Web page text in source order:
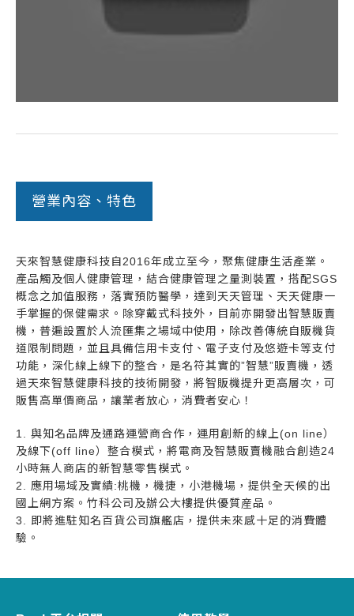
房屋副擔保融資
營業內容、特色
天來智慧健康科技自2016年成立至今，聚焦健康生活產業。
產品觸及個人健康管理，結合健康管理之量測裝置，搭配SGS
概念之加值服務，落實預防醫學，達到天天管理、天天健康一
手掌握的保健需求。除穿戴式科技外，目前亦開發出智慧販賣
機，普遍設置於人流匯集之場域中使用，除改善傳統自販機貨
道限制問題，並且具備信用卡支付、電子支付及悠遊卡等支付
功能，深化線上線下的整合，是名符其實的”智慧”販賣機，透
過天來智慧健康科技的技術開發，將智販機提升更高層次，可
販售高單價商品，讓業者放心，消費者安心！
1. 與知名品牌及通路運營商合作，運用創新的線上(on line）
及線下(off line）整合模式，將電商及智慧販賣機融合創造24
小時無人商店的新智慧零售模式。
2. 應用場域及實績:桃機，機捷，小港機場，提供全天候的出
國上網方案。竹科公司及辦公大樓提供優質産品。
3. 即將進駐知名百貨公司旗艦店，提供未來感十足的消費體
驗。